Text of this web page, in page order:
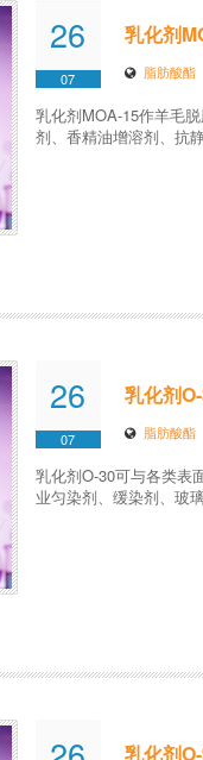
26
07
乳化剂
脂肪酸酯
乳化剂MOA-15作羊毛
剂、香精油增溶剂、抗
26
07
乳化剂
脂肪酸酯
乳化剂O-30可与各类表
业匀染剂、缓染剂、玻
乳化剂